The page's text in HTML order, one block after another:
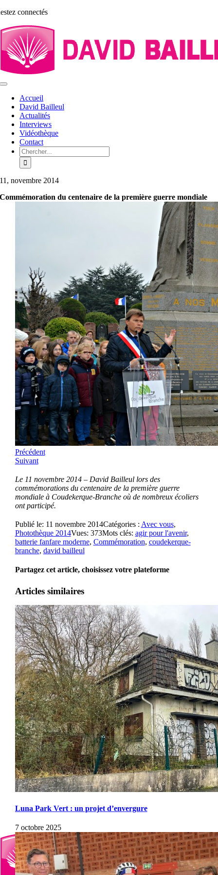
Aller
contenu
connectés
Toggle
NavigationAccueil
David Bailleul
Actualités
Interviews
Vidéothèque
Contact
Rechercher:
11, novembre 2014
Commémoration du centenaire de la première guerre mondiale
Précédent
Suivant
Le 11 novembre 2014 – David Bailleul lors des
commémorations du centenaire de la première guerre
mondiale à Coudekerque-Branche où de nombreux écoliers
ont participé.
Publié le: 11 novembre 2014Catégories : Avec vous,
Photothèque 2014Vues: 373Mots clés: agir pour l'avenir,
batterie fanfare moderne, Commémoration, coudekerque-
branche, david bailleul
Partagez cet article, choisissez votre plateforme
Articles similaires
Luna Park Vert : un projet d’envergure
7 octobre 2025